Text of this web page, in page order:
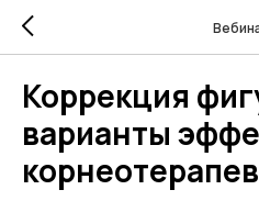
Коррекция
варианты